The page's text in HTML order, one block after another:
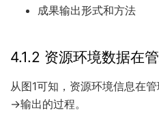
成果输出形式和方法
4.1.2 资源环境数据在
从图1可知，资源环境信息在
→输出的过程。